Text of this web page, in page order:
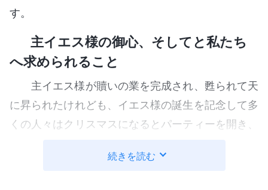
す。
主イエス様の御心、そしてと私たち
へ求められること
主イエス様が贖いの業を完成され、甦られて天
に昇られたけれども、イエス様の誕生を記念して多
くの人々はクリスマスになるとパーティーを開き、
す。けれども、私たちはクリスマスの意味と、主イ
続きを読む